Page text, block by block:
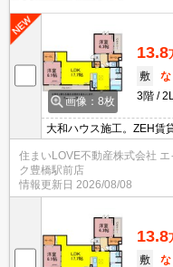
画像：8枚
13.8
敷
な
3階
大和ハウス施工。ZEH賃
住まいLOVE不動産株式会社
ク豊橋駅前店
情報更新日 2026/08/08
13.8
敷
な